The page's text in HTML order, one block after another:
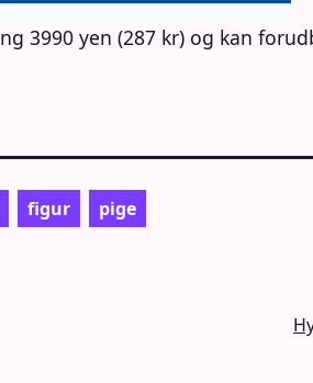
3990 yen (287 kr) og kan
figur pige